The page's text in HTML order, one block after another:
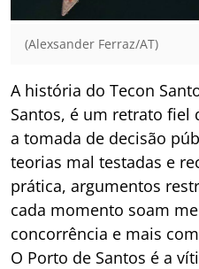
(Alexsander Ferraz/AT)
A história do Tecon
Santos, é um retrato fiel
a tomada de decisão
teorias mal testadas e
prática, argumentos
cada momento soam
concorrência e mais
O Porto de Santos é a